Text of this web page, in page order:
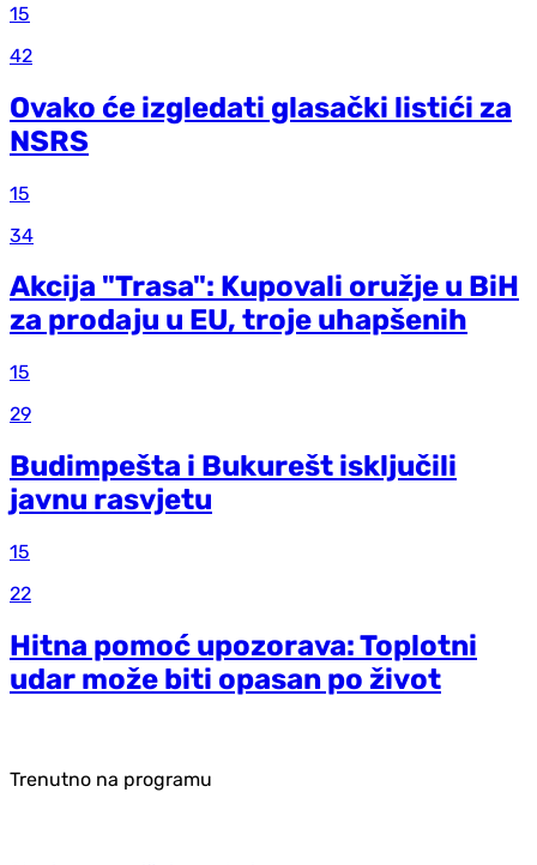
15
42
Ovako će izgledati glasački listići za
NSRS
15
34
Akcija "Trasa": Kupovali oružje u BiH
za prodaju u EU, troje uhapšenih
15
29
Budimpešta i Bukurešt isključili
javnu rasvjetu
15
22
Hitna pomoć upozorava: Toplotni
udar može biti opasan po život
Trenutno na programu